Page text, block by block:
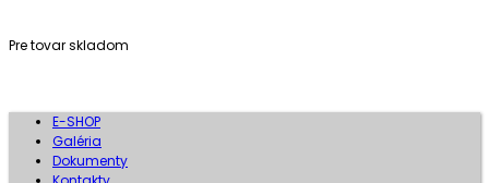
Pre tovar skladom
E-SHOP
Galéria
Dokumenty